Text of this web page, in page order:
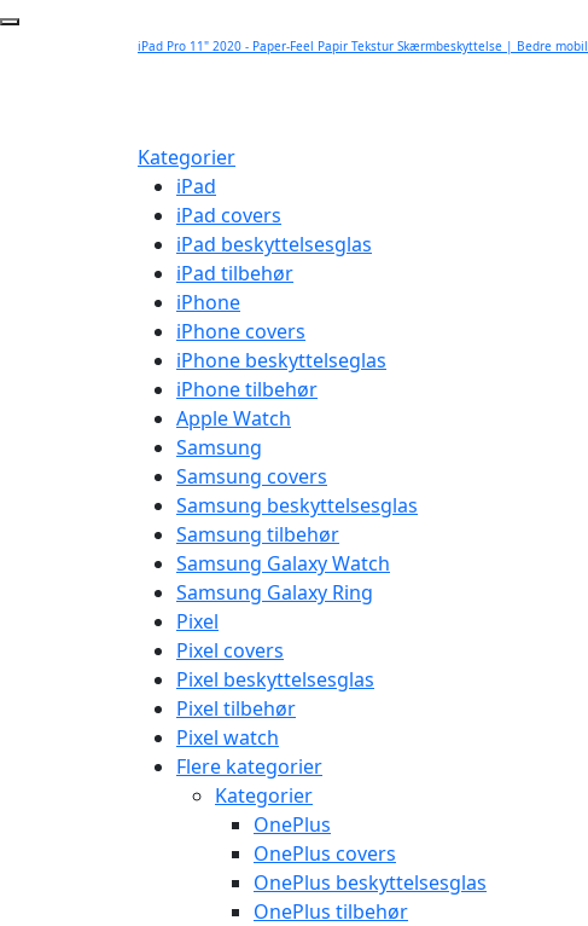
iPad Pro 11" 2020 - Paper-Feel Papir Tekstur Skærmbeskyttelse | Bedre mobil
Kategorier
iPad
iPad covers
iPad beskyttelsesglas
iPad tilbehør
iPhone
iPhone covers
iPhone beskyttelseglas
iPhone tilbehør
Apple Watch
Samsung
Samsung covers
Samsung beskyttelsesglas
Samsung tilbehør
Samsung Galaxy Watch
Samsung Galaxy Ring
Pixel
Pixel covers
Pixel beskyttelsesglas
Pixel tilbehør
Pixel watch
Flere kategorier
Kategorier
OnePlus
OnePlus covers
OnePlus beskyttelsesglas
OnePlus tilbehør